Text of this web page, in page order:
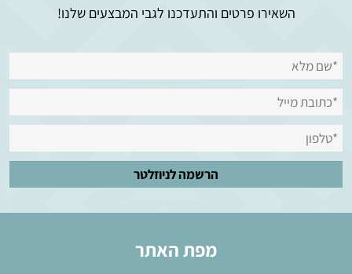
השאירו פרטים והתעדכנו לגבי המבצעים שלנו!
מפת האתר